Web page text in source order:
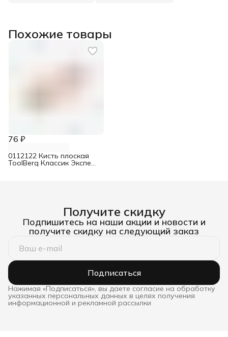
Похожие товары
76 ₽
0112122 Кисть плоская
ToolBerg Классик Эксперт
Получите скидку
Подпишитесь на наши акции и новости и
получите скидку на следующий заказ
Подписаться
Нажимая «Подписаться», вы даете согласие на обработку
указанных персональных данных в целях получения
информационной и рекламной рассылки